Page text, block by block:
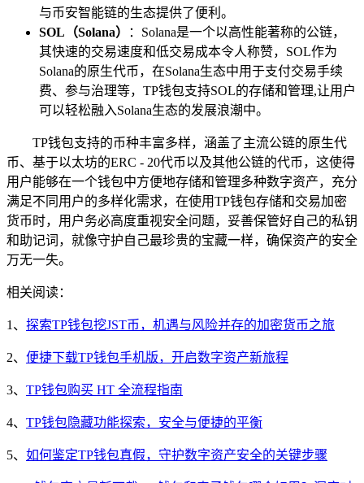
与币安智能链的生态提供了便利。
SOL（Solana）
：Solana是一个以高性能著称的公链，
其快速的交易速度和低交易成本令人称赞，SOL作为
Solana的原生代币，在Solana生态中用于支付交易手续
费、参与治理等，TP钱包支持SOL的存储和管理,让用户
可以轻松融入Solana生态的发展浪潮中。
TP钱包支持的币种丰富多样，涵盖了主流公链的原生代
币、基于以太坊的ERC - 20代币以及其他公链的代币，这使得
用户能够在一个钱包中方便地存储和管理多种数字资产，充分
满足不同用户的多样化需求，在使用TP钱包存储和交易加密
货币时，用户务必高度重视安全问题，妥善保管好自己的私钥
和助记词，就像守护自己最珍贵的宝藏一样，确保资产的安全
万无一失。
相关阅读：
1、 探索TP钱包挖JST币，机遇与风险并存的加密货币之旅
2、 便捷下载TP钱包手机版，开启数字资产新旅程
3、 TP钱包购买 HT 全流程指南
4、 TP钱包隐藏功能探索，安全与便捷的平衡
5、 如何鉴定TP钱包真假，守护数字资产安全的关键步骤